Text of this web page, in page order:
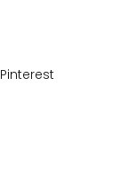
Pinterest